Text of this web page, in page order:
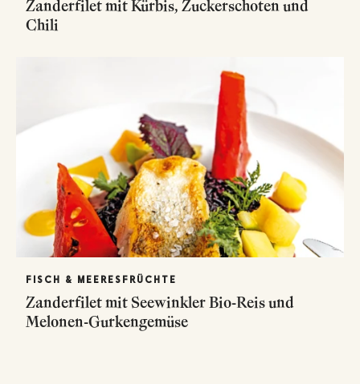
Zanderfilet mit Kürbis, Zuckerschoten und
Chili
FISCH & MEERESFRÜCHTE
Zanderfilet mit Seewinkler Bio-Reis und
Melonen-Gurkengemüse